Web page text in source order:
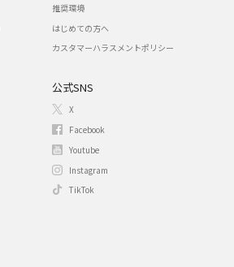
推奨環境
はじめての方へ
カスタマーハラスメントポリシー
公式SNS
X
Facebook
Youtube
Instagram
TikTok